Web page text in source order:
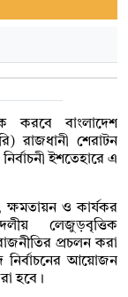
করবে বাংলাদেশ
রাজধানী শেরাটন
ইশতেহারে এ
ক্ষমতায়ন ও কার্যকর
লেজুড়বৃত্তিক
প্রচলন করা
নির্বাচনের আয়োজন
হবে।